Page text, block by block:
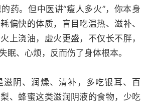
药。但中医讲“瘦人多火”，你本身
偏快的体质，盲目吃温热、滋补、
上浇油，虚火更盛，不仅长不胖，
眠、心烦，反而伤了身体根本。
滋阴、润燥、清补，多吃银耳、百
、蜂蜜这类滋润阴液的食物，少吃